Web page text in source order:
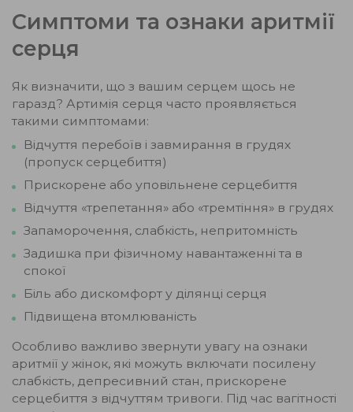
Симптоми та ознаки аритмії
серця
Як визначити, що з вашим серцем щось не
гаразд? Артимія серця часто проявляється
такими симптомами:
Відчуття перебоїв і завмирання в грудях
(пропуск серцебиття)
Прискорене або уповільнене серцебиття
Відчуття «трепетання» або «тремтіння» в грудях
Запаморочення, слабкість, непритомність
Задишка при фізичному навантаженні та в
спокої
Біль або дискомфорт у ділянці серця
Підвищена втомлюваність
Особливо важливо звернути увагу на ознаки
аритмії у жінок, які можуть включати посилену
слабкість, депресивний стан, прискорене
серцебиття з відчуттям тривоги. Під час вагітності